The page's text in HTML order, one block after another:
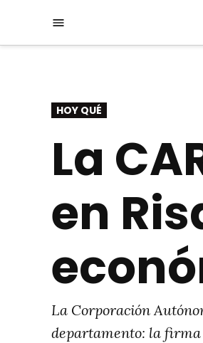
Menú
PUBLICADO
EN
HOY QUÉ
La
en
La Corporación
departamento: la firma